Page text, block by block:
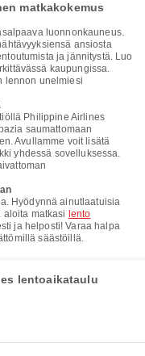
matkakokemus
luonnonkauneus.
ansiosta
ja jännitystä. Luo
kaupungissa.
lennon unelmiesi
Philippine Airlines
saumattomaan
Avullamme voit lisätä
yhdessä sovelluksessa.
Hyödynnä ainutlaatuisia
matkasi lento
ja helposti! Varaa halpa
säästöillä.
lentoaikataulu